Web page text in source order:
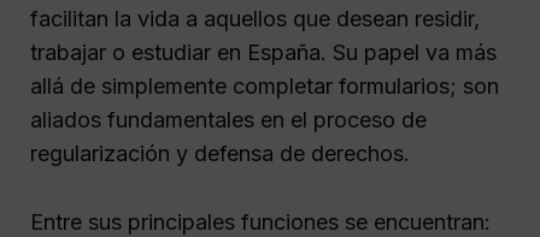
facilitan la vida a aquellos que desean residir,
trabajar o estudiar en España. Su papel va más
allá de simplemente completar formularios; son
aliados fundamentales en el proceso de
regularización y defensa de derechos.
Entre sus principales funciones se encuentran: